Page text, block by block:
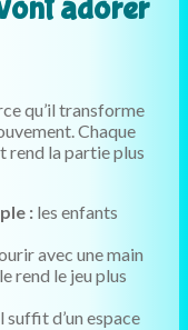
adorer
qu’il transforme
Chaque
rend la partie plus
: les enfants
avec une main
rend le jeu plus
suffit d’un espace